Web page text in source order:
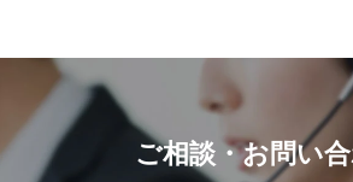
ご相談・お問い